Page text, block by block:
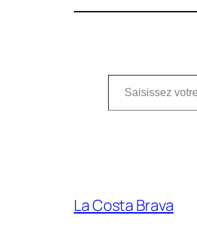
Saisissez votre adresse e-mail…
La Costa Brava